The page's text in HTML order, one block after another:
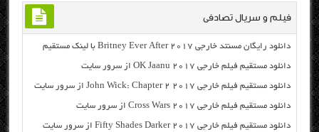
فیلم و سریال تصادفی
دانلود رایگان مسنتد خارجی Britney Ever After 2017 با لینک مستقیم
دانلود مستقیم فیلم خارجی OK Jaanu 2017 از سرور سایت
دانلود مستقیم فیلم خارجی John Wick: Chapter 2 2017 از سرور سایت
دانلود مستقیم فیلم خارجی Cross Wars 2017 از سرور سایت
دانلود مستقیم فیلم خارجی Fifty Shades Darker 2017 از سرور سایت